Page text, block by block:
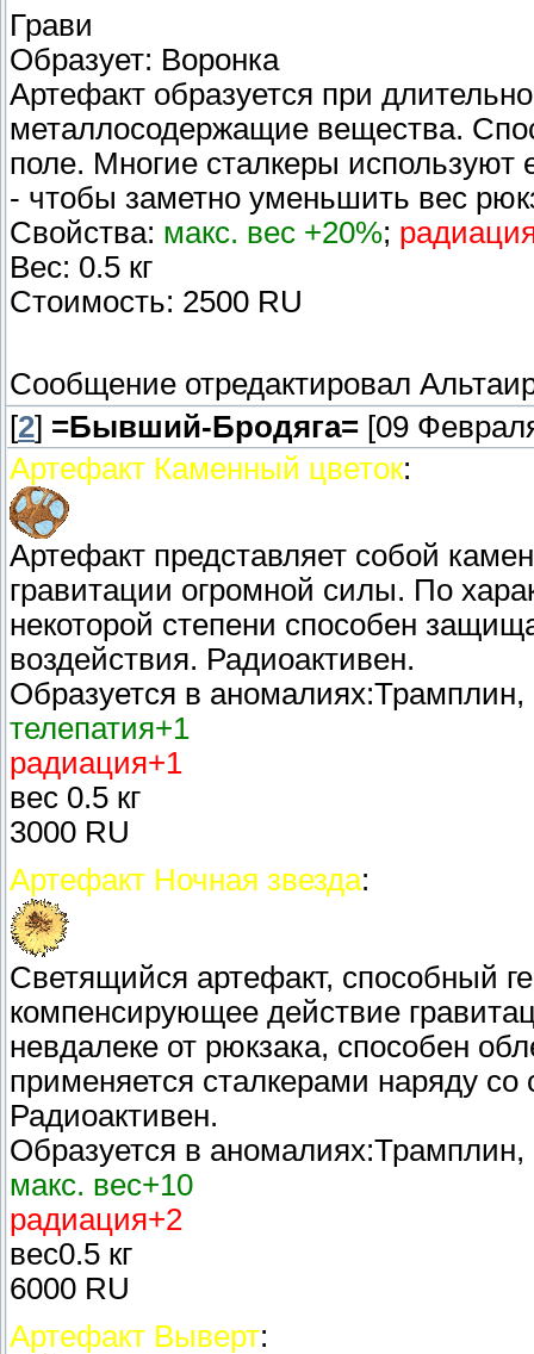
Грави
Образует: Воронка
Артефакт образуется при
металлосодержащие вещества.
поле. Многие сталкеры используют
- чтобы заметно уменьшить вес
Свойства: макс. вес +20%;
Вес: 0.5 кг
Стоимость: 2500 RU
Сообщение отредактировал
[2] =Бывший-Бродяга= [09
Артефакт Каменный цветок:
Артефакт представляет собой
гравитации огромной силы. По
некоторой степени способен
воздействия. Радиоактивен.
Образуется в
телепатия+1
радиация+1
вес 0.5 кг
3000 RU
Артефакт Ночная звезда:
Светящийся артефакт, способный
компенсирующее действие
невдалеке от рюкзака, способен
применяется сталкерами наряду
Радиоактивен.
Образуется в
макс. вес+10
радиация+2
вес0.5 кг
6000 RU
Артефакт Выверт: